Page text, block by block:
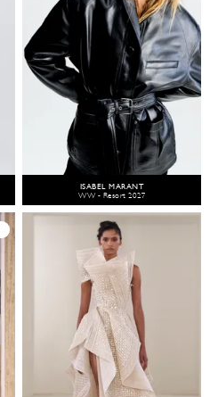
ISABEL MARANT
WW - Resort 2027